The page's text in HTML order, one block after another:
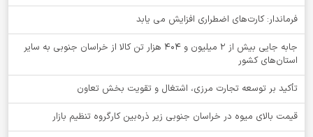
فرماندار: کارت‌های اضطراری افزایش می یابد
جابه جایی بیش از 2 میلیون و 404 هزار تن کالا از خراسان جنوبی به سایر
استان‌های کشور
تأکید بر توسعه تجارت مرزی، اشتغال و تقویت بخش تعاون
قیمت بالای میوه در خراسان جنوبی زیر ذره‌بین کارگروه تنظیم بازار